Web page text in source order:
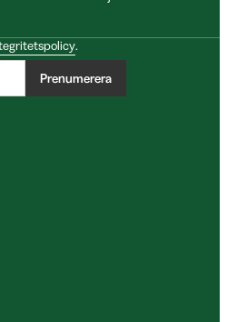
.
Prenumerera